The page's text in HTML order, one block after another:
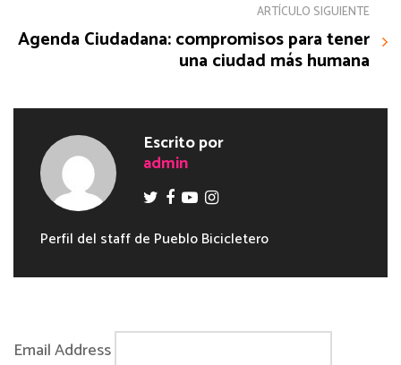
ARTÍCULO SIGUIENTE
Agenda Ciudadana: compromisos para tener
una ciudad más humana
Escrito por
admin
Perfil del staff de Pueblo Bicicletero
Email Address